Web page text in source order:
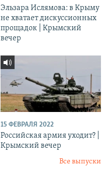
Эльзара Ислямова: в Крыму
не хватает дискуссионных
прощадок | Крымский
вечер
15 ФЕВРАЛЯ 2022
Российская армия уходит? |
Крымский вечер
Все выпуски